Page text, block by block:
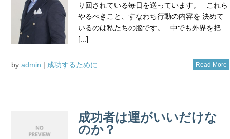
り回されている毎日を送っています。 これら
やるべきこと、すなわち行動の内容を 決めて
いるのは私たちの脳です。 中でも外界を把
[...]
by admin | 成功するために Read More
成功者は運がいいだけな
のか？